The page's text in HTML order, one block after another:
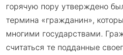
горячую пору утверждено
термина «гражданин»,
многими государствами.
считаться те подданные